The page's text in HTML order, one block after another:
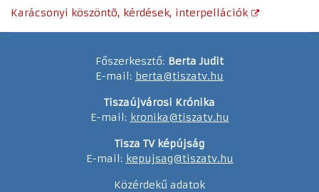
Karácsonyi köszöntõ, kérdések, interpellációk
Főszerkesztő: Berta Judit
E-mail: berta@tiszatv.hu
Tiszaújvárosi Krónika
E-mail: kronika@tiszatv.hu
Tisza TV képújság
E-mail: kepujsag@tiszatv.hu
Közérdekű adatok